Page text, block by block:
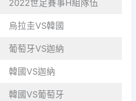
2022世足賽事H組隊伍
烏拉圭VS韓國
葡萄牙VS迦納
韓國VS迦納
韓國VS葡萄牙